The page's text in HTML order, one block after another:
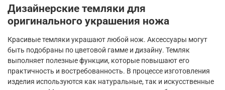
Дизайнерские темляки для
оригинального украшения ножа
Красивые темляки украшают любой нож. Аксессуары могут
быть подобраны по цветовой гамме и дизайну. Темляк
выполняет полезные функции, которые повышают его
практичность и востребованность. В процессе изготовления
изделия используются как натуральные, так и искусственные